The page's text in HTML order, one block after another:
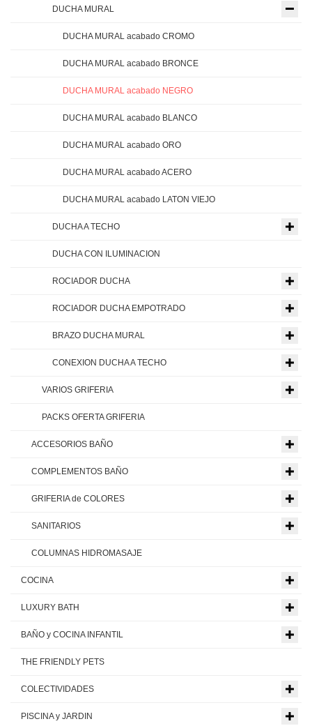
DUCHA MURAL
DUCHA MURAL acabado CROMO
DUCHA MURAL acabado BRONCE
DUCHA MURAL acabado NEGRO
DUCHA MURAL acabado BLANCO
DUCHA MURAL acabado ORO
DUCHA MURAL acabado ACERO
DUCHA MURAL acabado LATON VIEJO
DUCHA A TECHO
DUCHA CON ILUMINACION
ROCIADOR DUCHA
ROCIADOR DUCHA EMPOTRADO
BRAZO DUCHA MURAL
CONEXION DUCHA A TECHO
VARIOS GRIFERIA
PACKS OFERTA GRIFERIA
ACCESORIOS BAÑO
COMPLEMENTOS BAÑO
GRIFERIA de COLORES
SANITARIOS
COLUMNAS HIDROMASAJE
COCINA
LUXURY BATH
BAÑO y COCINA INFANTIL
THE FRIENDLY PETS
COLECTIVIDADES
PISCINA y JARDIN